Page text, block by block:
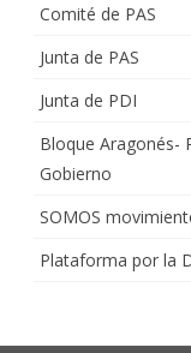
Comité de PAS
Junta de PAS
Junta de PDI
Bloque Aragonés-
Gobierno
SOMOS
Plataforma por la